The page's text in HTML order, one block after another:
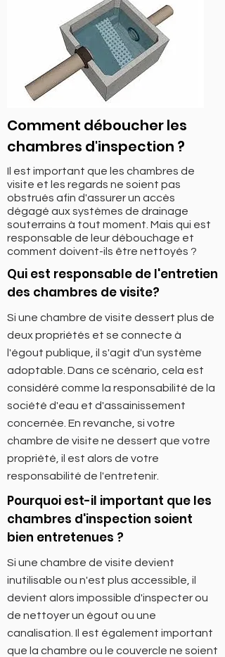
Comment déboucher les
chambres d'inspection ?
Il est important que les chambres de
visite et les regards ne soient pas
obstrués afin d'assurer un accès
dégagé aux systèmes de drainage
souterrains à tout moment. Mais qui est
responsable de leur débouchage et
comment doivent-ils être nettoyés ?
Qui est responsable de l'entretien
des chambres de visite?
Si une chambre de visite dessert plus de
deux propriétés et se connecte à
l'égout publique, il s'agit d'un système
adoptable. Dans ce scénario, cela est
considéré comme la responsabilité de la
société d'eau et d'assainissement
concernée. En revanche, si votre
chambre de visite ne dessert que votre
propriété, il est alors de votre
responsabilité de l'entretenir.
Pourquoi est-il important que les
chambres d'inspection soient
bien entretenues ?
Si une chambre de visite devient
inutilisable ou n'est plus accessible, il
devient alors impossible d'inspecter ou
de nettoyer un égout ou une
canalisation. Il est également important
que la chambre ou le couvercle ne soient